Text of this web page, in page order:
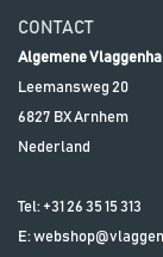
CONTACT
Algemene
Leemansweg 20
6827 BXArnhem
Nederland
Tel: +31 26 35 15 313
E: